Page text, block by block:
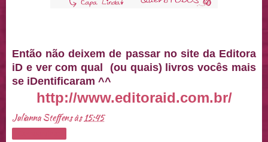
Então não deixem de passar no site da Editora
iD e ver com qual (ou quais) livros vocês mais
se iDentificaram ^^
http://www.editoraid.com.br/
Julianna Steffensàs 15:45